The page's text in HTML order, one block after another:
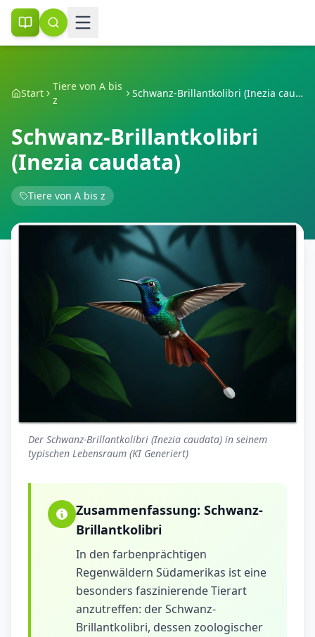
Start
Tiere von A bis
z
Schwanz-Brillantkolibri (Inezia caudata)
Schwanz-Brillantkolibri
(Inezia caudata)
Tiere von A bis z
Der Schwanz-Brillantkolibri (Inezia caudata) in seinem
typischen Lebensraum (KI Generiert)
Zusammenfassung: Schwanz-
Brillantkolibri
In den farbenprächtigen
Regenwäldern Südamerikas ist eine
besonders faszinierende Tierart
anzutreffen: der Schwanz-
Brillantkolibri, dessen zoologischer